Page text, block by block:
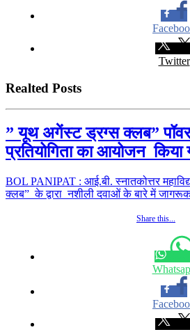
Twitter
Realted Posts
” यूथ अगेंस्ट ड्रग्स क्लब”
प्रतियोगिता का आयोजन किया
BOL PANIPAT : आई.बी. स्नातकोत्तर
क्लब” के द्वारा नशीली दवाओं के बारे में
Share this...